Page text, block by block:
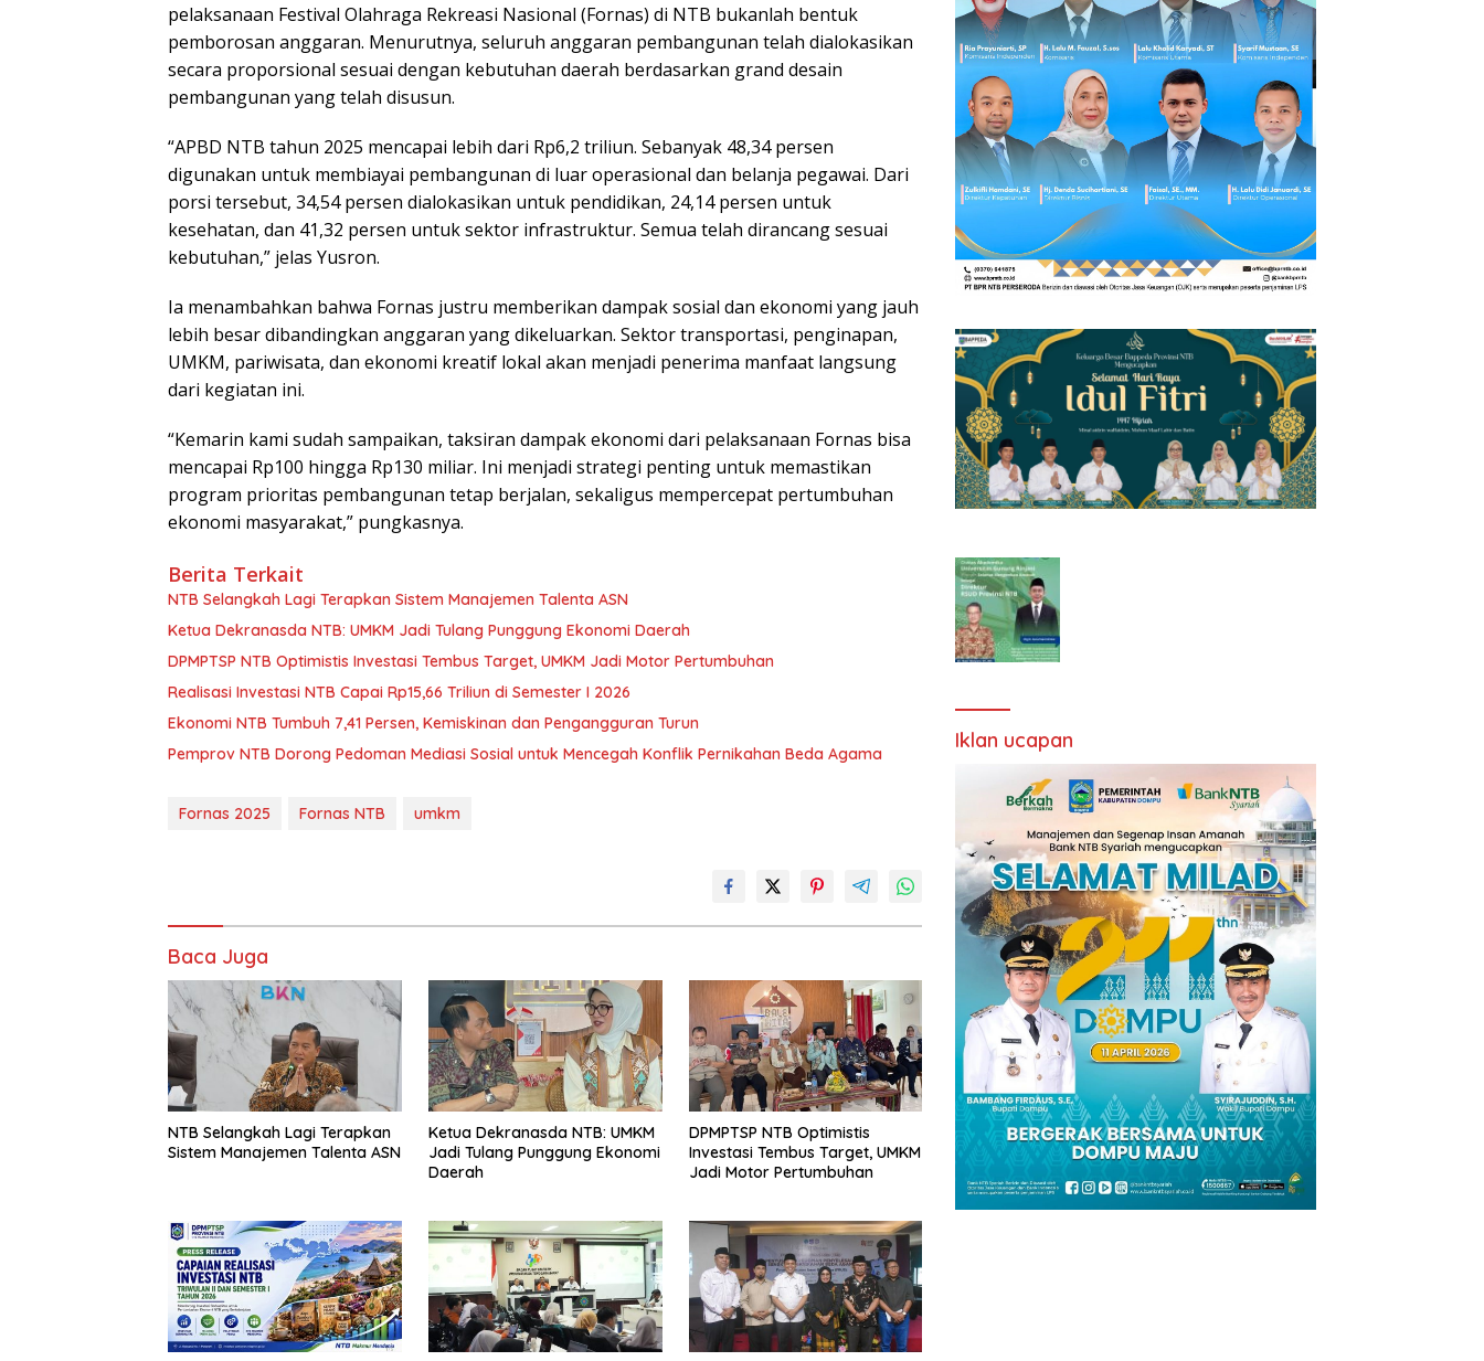
pelaksanaan Festival Olahraga Rekreasi Nasional (Fornas) di NTB bukanlah bentuk
pemborosan anggaran. Menurutnya, seluruh anggaran pembangunan telah dialokasikan
secara proporsional sesuai dengan kebutuhan daerah berdasarkan grand desain
pembangunan yang telah disusun.
“APBD NTB tahun 2025 mencapai lebih dari Rp6,2 triliun. Sebanyak 48,34 persen
digunakan untuk membiayai pembangunan di luar operasional dan belanja pegawai. Dari
porsi tersebut, 34,54 persen dialokasikan untuk pendidikan, 24,14 persen untuk
kesehatan, dan 41,32 persen untuk sektor infrastruktur. Semua telah dirancang sesuai
kebutuhan,” jelas Yusron.
Ia menambahkan bahwa Fornas justru memberikan dampak sosial dan ekonomi yang jauh
lebih besar dibandingkan anggaran yang dikeluarkan. Sektor transportasi, penginapan,
UMKM, pariwisata, dan ekonomi kreatif lokal akan menjadi penerima manfaat langsung
dari kegiatan ini.
“Kemarin kami sudah sampaikan, taksiran dampak ekonomi dari pelaksanaan Fornas bisa
mencapai Rp100 hingga Rp130 miliar. Ini menjadi strategi penting untuk memastikan
program prioritas pembangunan tetap berjalan, sekaligus mempercepat pertumbuhan
ekonomi masyarakat,” pungkasnya.
Berita Terkait
NTB Selangkah Lagi Terapkan Sistem Manajemen Talenta ASN
Ketua Dekranasda NTB: UMKM Jadi Tulang Punggung Ekonomi Daerah
DPMPTSP NTB Optimistis Investasi Tembus Target, UMKM Jadi Motor Pertumbuhan
Realisasi Investasi NTB Capai Rp15,66 Triliun di Semester I 2026
Ekonomi NTB Tumbuh 7,41 Persen, Kemiskinan dan Pengangguran Turun
Pemprov NTB Dorong Pedoman Mediasi Sosial untuk Mencegah Konflik Pernikahan Beda Agama
Fornas 2025 Fornas NTB umkm
Baca Juga
NTB Selangkah Lagi Terapkan
Sistem Manajemen Talenta ASN
Ketua Dekranasda NTB: UMKM
Jadi Tulang Punggung Ekonomi
Daerah
DPMPTSP NTB Optimistis
Investasi Tembus Target, UMKM
Jadi Motor Pertumbuhan
Iklan ucapan